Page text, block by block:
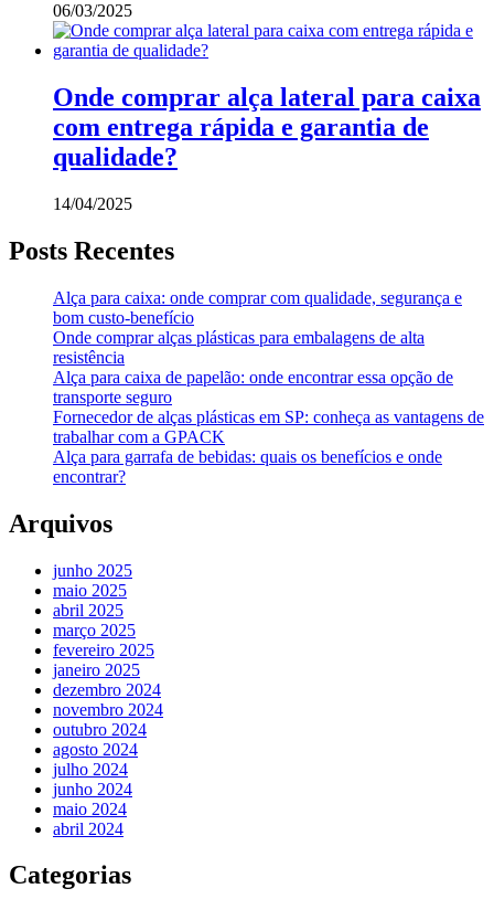
06/03/2025
Onde comprar alça lateral para caixa
com entrega rápida e garantia de
qualidade?
14/04/2025
Posts Recentes
Alça para caixa: onde comprar com qualidade, segurança e
bom custo-benefício
Onde comprar alças plásticas para embalagens de alta
resistência
Alça para caixa de papelão: onde encontrar essa opção de
transporte seguro
Fornecedor de alças plásticas em SP: conheça as vantagens de
trabalhar com a GPACK
Alça para garrafa de bebidas: quais os benefícios e onde
encontrar?
Arquivos
junho 2025
maio 2025
abril 2025
março 2025
fevereiro 2025
janeiro 2025
dezembro 2024
novembro 2024
outubro 2024
agosto 2024
julho 2024
junho 2024
maio 2024
abril 2024
Categorias